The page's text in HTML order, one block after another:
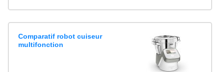
Comparatif robot cuiseur
multifonction